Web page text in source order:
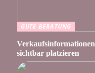
GUTE BERATUNG
Verkaufsinformationen
sichtbar platzieren